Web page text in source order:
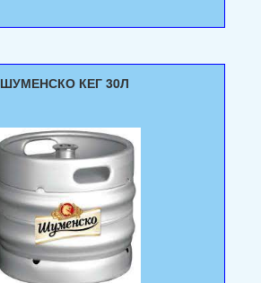
ШУМЕНСКО КЕГ 30Л